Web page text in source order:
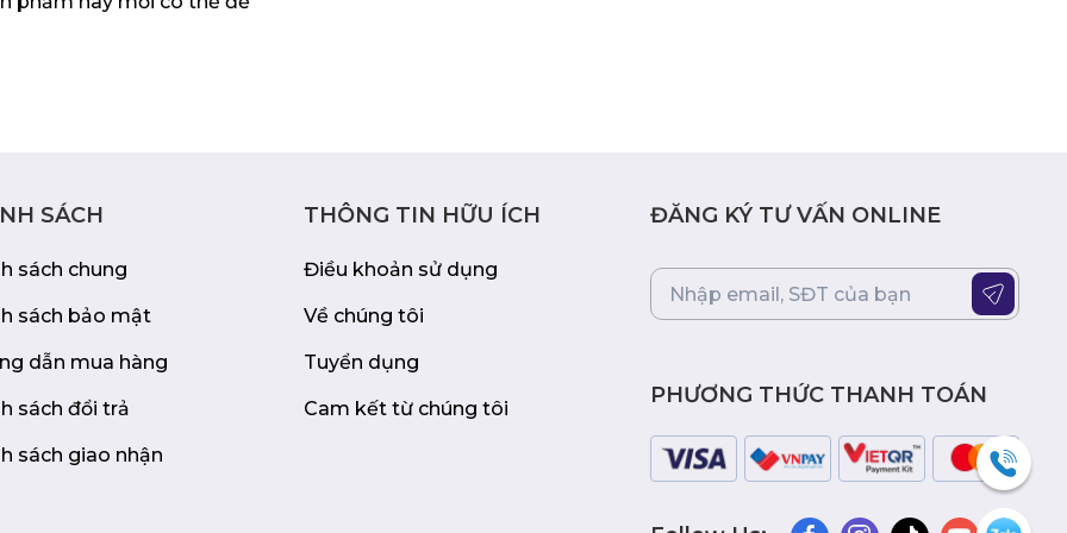
trường.
hảo cho những ai
toàn. Với công
tính năng bảo vệ,
thể thiếu trong
SÁCH
sách chung
sách bảo mật
dẫn mua hàng
sách đổi trả
sách giao nhận
THÔNG TIN HỮU ÍCH
Điều khoản sử dụng
Về chúng tôi
Tuyển dụng
Cam kết từ chúng tôi
ĐĂNG KÝ TƯ VẤN ONLINE
PHƯƠNG THỨC THANH TOÁN